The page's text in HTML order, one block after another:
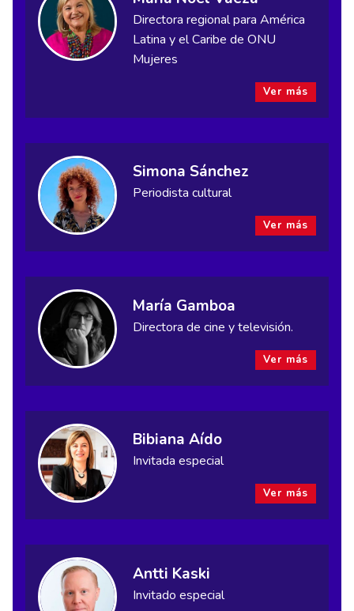
Directora regional para América
Latina y el Caribe de ONU
Mujeres
Ver más
Simona Sánchez
Periodista cultural
Ver más
María Gamboa
Directora de cine y televisión.
Ver más
Bibiana Aído
Invitada especial
Ver más
Antti Kaski
Invitado especial